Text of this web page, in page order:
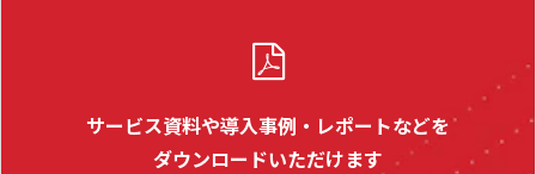
サービス資料や導入事例・レポートなどを
ダウンロードいただけます